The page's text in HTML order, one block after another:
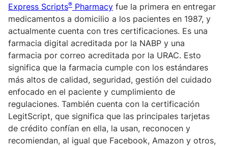
Express Scripts® Pharmacy fue la primera en entregar
medicamentos a domicilio a los pacientes en 1987, y
actualmente cuenta con tres certificaciones. Es una
farmacia digital acreditada por la NABP y una
farmacia por correo acreditada por la URAC. Esto
significa que la farmacia cumple con los estándares
más altos de calidad, seguridad, gestión del cuidado
enfocado en el paciente y cumplimiento de
regulaciones. También cuenta con la certificación
LegitScript, que significa que las principales tarjetas
de crédito confían en ella, la usan, reconocen y
recomiendan, al igual que Facebook, Amazon y otros,